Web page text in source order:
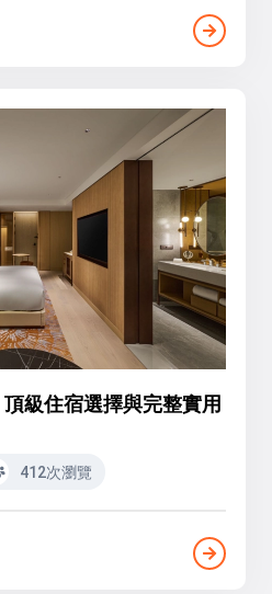
級住宿選擇與完整實用
412次瀏覽